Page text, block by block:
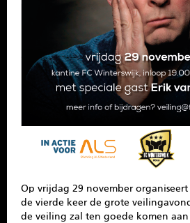
Op vrijdag 29 november
de vierde keer de grote
de veiling zal ten goede komen